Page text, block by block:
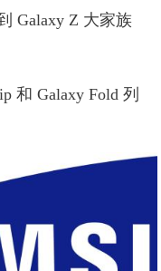
Galaxy Z 大家族
和 Galaxy Fold 列